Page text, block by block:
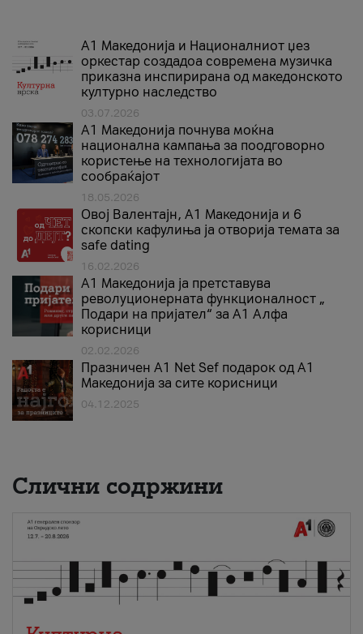
А1 Македонија и Националниот џез
оркестар создадоа современа музичка
приказна инспирирана од македонското
културно наследство
03.07.2026
A1 Македонија почнува моќна
национална кампања за поодговорно
користење на технологијата во
сообраќајот
18.05.2026
Овој Валентајн, A1 Македонија и 6
скопски кафулиња ја отворија темата за
safe dating
16.02.2026
А1 Македонија ја претставува
револуционерната функционалност „
Подари на пријател“ за А1 Алфа
корисници
02.02.2026
Празничен A1 Net Sеf подарок од А1
Македонија за сите корисници
04.12.2025
Слични содржини